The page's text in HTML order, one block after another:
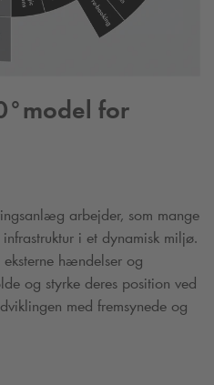
for
arbejder, som mange
i et dynamisk miljø.
hændelser og
og styrke deres position ved
med fremsynede og